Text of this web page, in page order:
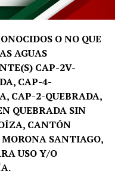
O NO QUE
AGUAS
CAP-2V-
CAP-4-
CAP-2-QUEBRADA,
QUEBRADA SIN
CANTÓN
SANTIAGO,
USO Y/O